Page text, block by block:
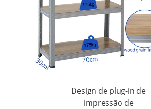
Design de plug-in de
impressão de